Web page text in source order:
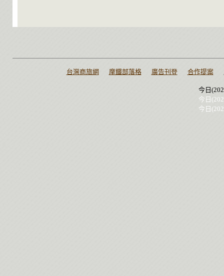
台灣商旅網 摩鐵部落格 廣告刊登 合作提案
今日
今日
今日